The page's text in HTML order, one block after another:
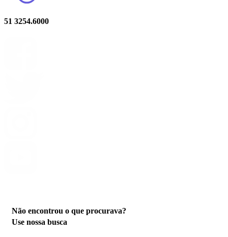
51 3254.6000
Não encontrou o que procurava?
Use nossa busca